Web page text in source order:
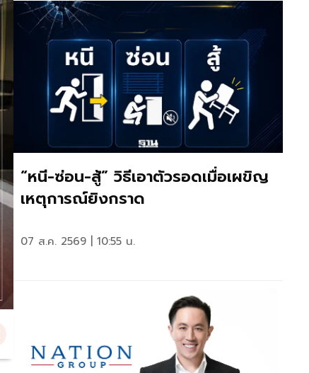
“หนี-ซ่อน-สู้” วิธีเอาตัวรอดเมื่อเผขิญ
เหตุการณ์ยิงกราด
07 ส.ค. 2569 | 10:55 น.